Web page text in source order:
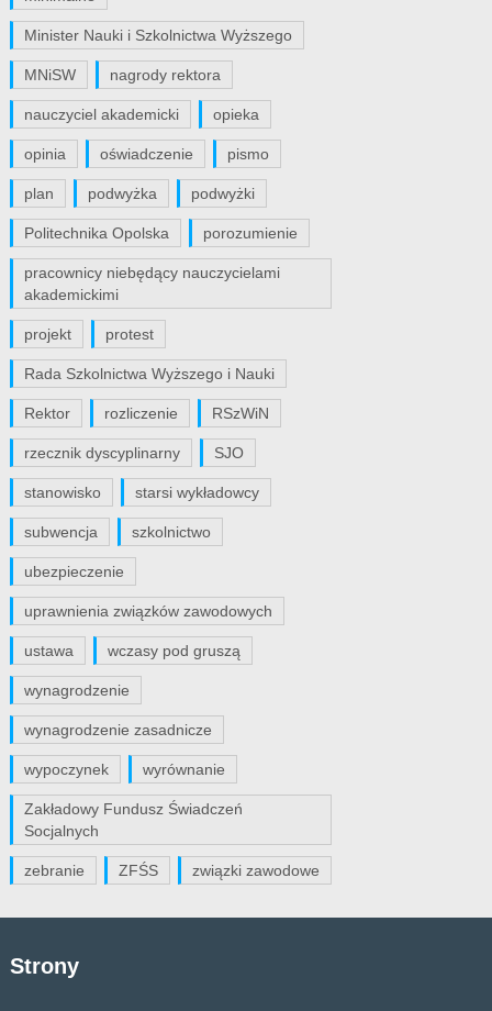
Minister Nauki i Szkolnictwa Wyższego
MNiSW nagrody rektora
nauczyciel akademicki opieka
opinia oświadczenie pismo
plan podwyżka podwyżki
Politechnika Opolska porozumienie
pracownicy niebędący nauczycielami
akademickimi
projekt protest
Rada Szkolnictwa Wyższego i Nauki
Rektor rozliczenie RSzWiN
rzecznik dyscyplinarny SJO
stanowisko starsi wykładowcy
subwencja szkolnictwo
ubezpieczenie
uprawnienia związków zawodowych
ustawa wczasy pod gruszą
wynagrodzenie
wynagrodzenie zasadnicze
wypoczynek wyrównanie
Zakładowy Fundusz Świadczeń
Socjalnych
zebranie ZFŚS związki zawodowe
Strony